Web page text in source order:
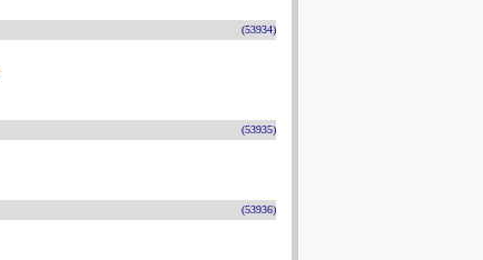
(53934)
(53935)
(53936)